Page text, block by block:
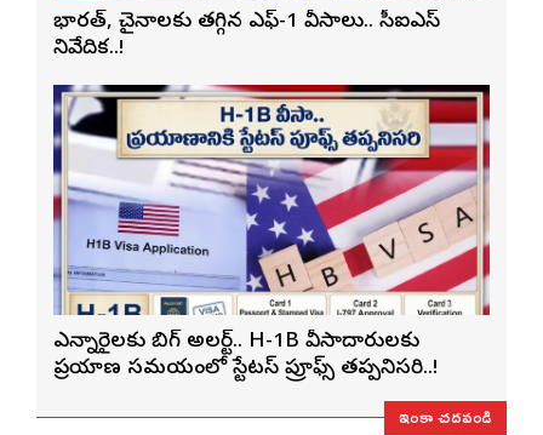
భారత్, చైనాలకు తగ్గిన ఎఫ్-1 వీసాలు.. సీఐఎస్
నివేదిక..!
ఎన్నారైలకు బిగ్ అలర్ట్.. H-1B వీసాదారులకు
ప్రయాణ సమయంలో స్టేటస్ ప్రూఫ్స్ తప్పనిసరి..!
ఇంకా చదవండి